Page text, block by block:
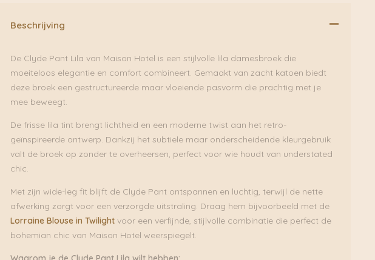
Beschrijving
De Clyde Pant Lila van Maison Hotel is een stijlvolle lila damesbroek die
moeiteloos elegantie en comfort combineert. Gemaakt van zacht katoen biedt
deze broek een gestructureerde maar vloeiende pasvorm die prachtig met je
mee beweegt.
De frisse lila tint brengt lichtheid en een moderne twist aan het retro-
geïnspireerde ontwerp. Dankzij het subtiele maar onderscheidende kleurgebruik
valt de broek op zonder te overheersen, perfect voor wie houdt van understated
chic.
Met zijn wide-leg fit blijft de Clyde Pant ontspannen en luchtig, terwijl de nette
afwerking zorgt voor een verzorgde uitstraling. Draag hem bijvoorbeeld met de
Lorraine Blouse in Twilight voor een verfijnde, stijlvolle combinatie die perfect de
bohemian chic van Maison Hotel weerspiegelt.